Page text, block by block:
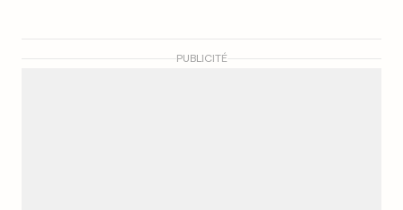
PUBLICITÉ